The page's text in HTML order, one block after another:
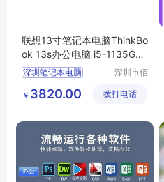
联想13寸笔记本电脑ThinkBo
ok 13s办公电脑 i5-1135G7
保修正品保证
深圳笔记本电脑
办公笔记本电脑
公司笔记本电脑
深圳市佰
技有限公
￥ 3820.00 拨打电话